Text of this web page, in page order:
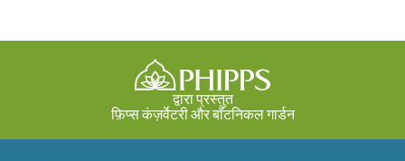
द्वारा प्रस्तुत
फ़िप्स कंज़र्वेटरी और बॉटनिकल गार्डन